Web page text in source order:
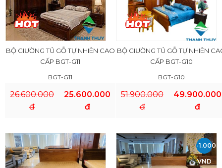
BỘ GIƯỜNG TỦ GỖ TỰ NHIÊN CAO
CẤP BGT-G11
BGT-G11
26.600.000
đ
25.600.000
đ
BỘ GIƯỜNG TỦ GỖ TỰ NHIÊN
CẤP BGT-G10
BGT-G10
51.900.000
đ
49.900.000
đ
-
VND